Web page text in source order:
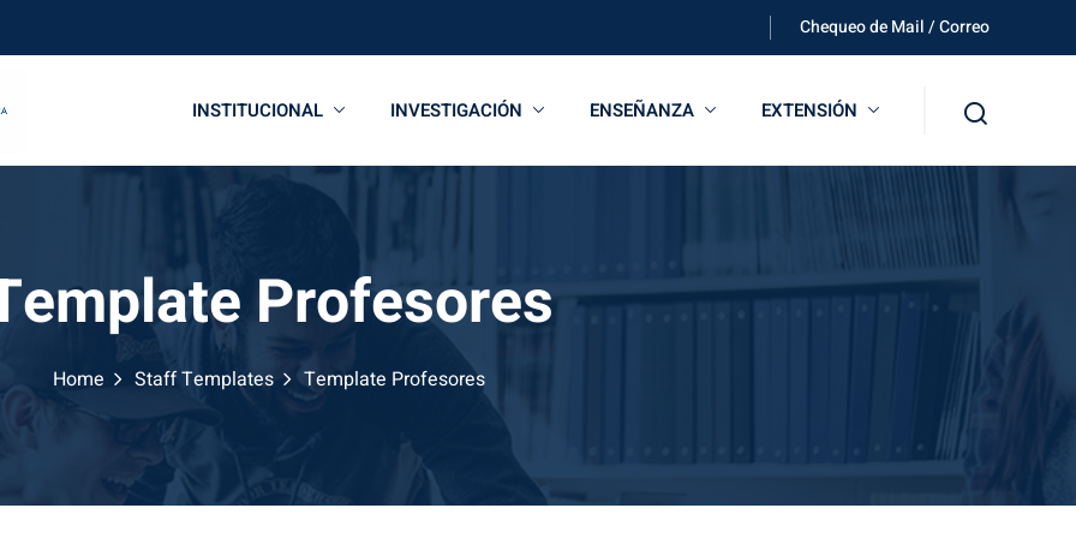
Chequeo de Mail / Correo
INSTITUCIONAL INVESTIGACIÓN ENSEÑANZA EXTENSIÓN
Profesores
Home Staff Templates Template Profesores